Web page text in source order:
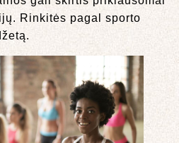
Rinkitės pagal sporto